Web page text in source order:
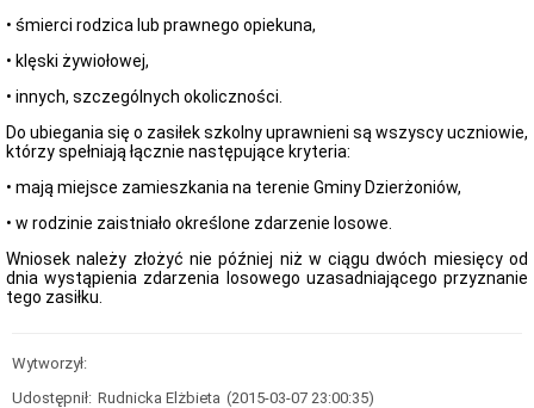
KDR
Program
Rodzina
500+
Rodzina
Formularze
Świadczenia
Zasiłek
rodzinny
zasiłku
Świadczenia
• śmierci rodzica lub prawnego opiekuna,
• klęski żywiołowej,
• innych, szczególnych okoliczności.
Do ubiegania się o zasiłek szkolny uprawnieni są wszyscy uczniowie,
którzy spełniają łącznie następujące kryteria:
• mają miejsce zamieszkania na terenie Gminy Dzierżoniów,
• w rodzinie zaistniało określone zdarzenie losowe.
Wniosek należy złożyć nie później niż w ciągu dwóch miesięcy od
dnia wystąpienia zdarzenia losowego uzasadniającego przyznanie
tego zasiłku.
Wytworzył:
Udostępnił: Rudnicka Elżbieta (2015-03-07 23:00:35)